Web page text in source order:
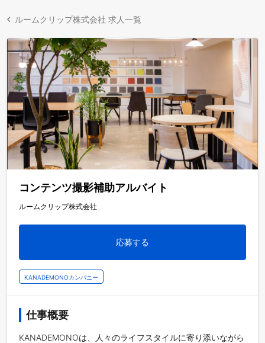
ルームクリップ株式会社 求人一覧
コンテンツ撮影補助アルバイト
ルームクリップ株式会社
応募する
KANADEMONOカンパニー
仕事概要
KANADEMONOは、人々のライフスタイルに寄り添いながら